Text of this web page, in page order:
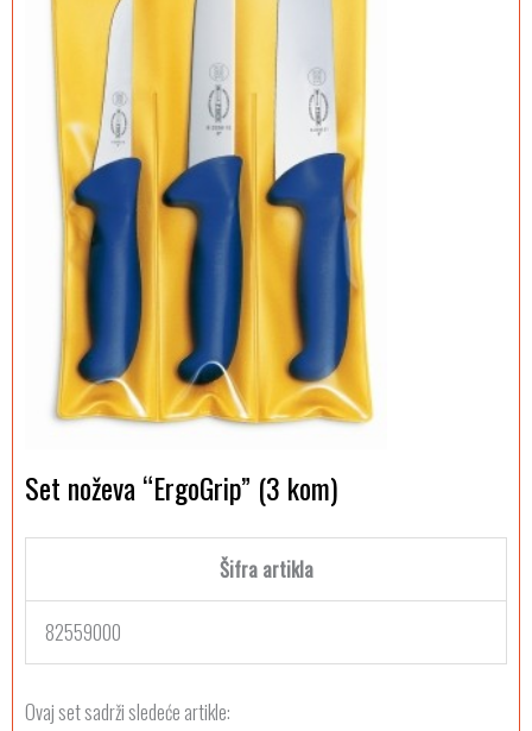
Set noževa “ErgoGrip” (3 kom)
Šifra artikla
82559000
Ovaj set sadrži sledeće artikle: